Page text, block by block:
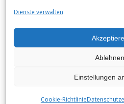
Dienste verwalten
Ablehnen
Einstellungen
Cookie-Richtlinie
Postleitzahl
Land